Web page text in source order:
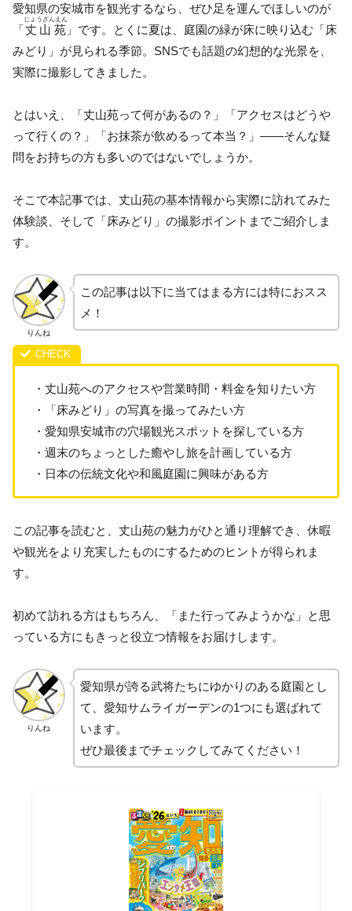
愛知県の安城市を観光するなら、ぜひ足を運んでほしいのが
「丈山苑
じょうざんえん
」です。とくに夏は、庭園の緑が床に映り込む「床
みどり」が見られる季節。SNSでも話題の幻想的な光景を、
実際に撮影してきました。
とはいえ、「丈山苑って何があるの？」「アクセスはどうや
って行くの？」「お抹茶が飲めるって本当？」――そんな疑
問をお持ちの方も多いのではないでしょうか。
そこで本記事では、丈山苑の基本情報から実際に訪れてみた
体験談、そして「床みどり」の撮影ポイントまでご紹介しま
す。
りんね
この記事は以下に当てはまる方には特におスス
メ！
・丈山苑へのアクセスや営業時間・料金を知りたい方
・「床みどり」の写真を撮ってみたい方
・愛知県安城市の穴場観光スポットを探している方
・週末のちょっとした癒やし旅を計画している方
・日本の伝統文化や和風庭園に興味がある方
この記事を読むと、丈山苑の魅力がひと通り理解でき、休暇
や観光をより充実したものにするためのヒントが得られま
す。
初めて訪れる方はもちろん、「また行ってみようかな」と思
っている方にもきっと役立つ情報をお届けします。
りんね
愛知県が誇る武将たちにゆかりのある庭園とし
て、愛知サムライガーデンの1つにも選ばれて
います。
ぜひ最後までチェックしてみてください！